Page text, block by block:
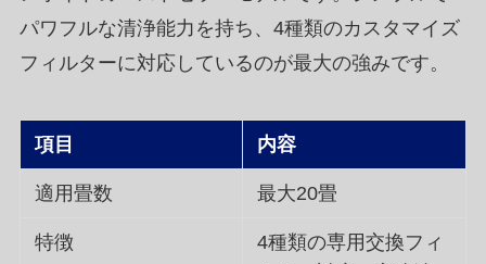
パワフルな清浄能力を持ち、4種類のカスタマイズ
フィルターに対応しているのが最大の強みです。
項目 内容
適用畳数 最大20畳
特徴
4種類の専用交換フィ